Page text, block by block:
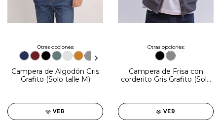
Otras opciones:
Campera de Algodón Gris
Grafito (Solo talle M)
VER
Otras opciones:
Campera de Frisa con
corderito Gris Grafito (Solo
VER